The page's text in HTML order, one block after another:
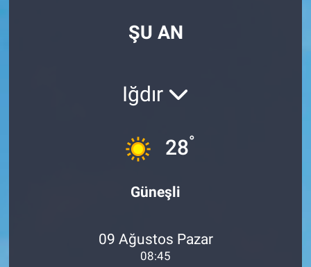
ŞU AN
Iğdır
28°
Güneşli
09 Ağustos Pazar
08:45